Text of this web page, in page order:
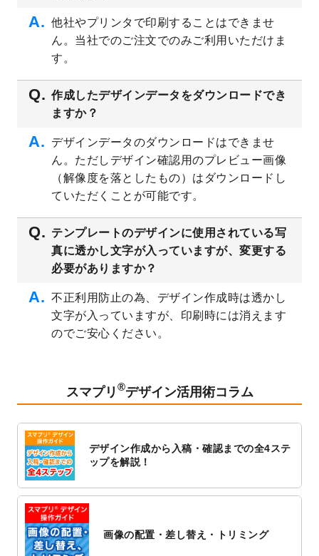
を公開いたしました。
2023/5/9
書類カバー（見積書表紙）のデザインテン
追加しました。
2023/4/20
2023/4/18
セミナー・講演会のチラシデザインテンプ
レートを追加しました。
2023/4/18
スポーツジム・フィットネスクラブのチラ
シデザインテンプレート
2023/3/16
シール・ラベルのデザインテンプレートを
公開いたしました。
2023/3/13
封筒（長3、洋長3、角2）のデザインテンプ
レートを追加しました。
2023/3/13
クリアファイルのデザインテンプレート
追加しました。
2023/3/2
パワーポイント版テンプレートをダウンロ
追加しました。
2023/1/13
4月始まりのカレンダーデザインテンプレー
2023/1/5
スタンプカードのデザインテンプレート
追加しました。
2022/12/26
止のお知らせ
2022/12/16
トを公開いたしました。
2022/12/1
他社やプリンタで印刷することはできませ
ん。当社でのご注文でのみご利用いただけま
す。
作成したデザインデータをダウンロードでき
ますか？
デザインデータのダウンロードはできませ
ん。ただしデザイン確認用のプレビュー画像
（解像度を落としたもの）はダウンロードし
ていただくことが可能です。
テンプレートのデザインに使用されている写
真に透かし文字が入っていますが、変更する
必要がありますか？
不正利用防止の為、デザイン作成時は透かし
文字が入っていますが、印刷時には消えます
のでご安心ください。
スマプリ ®デザイン活用術コラム
デザイン作成から入稿・確認までの全4ステ
ップを解説！
画像の配置・差し替え・トリミング